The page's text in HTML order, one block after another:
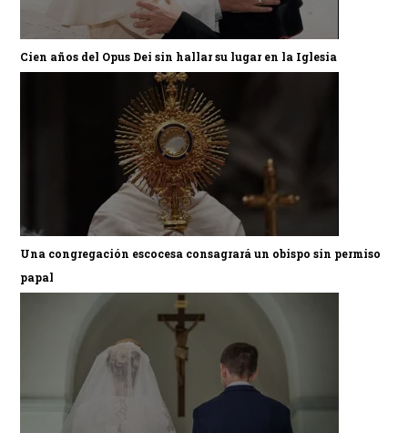
Cien años del Opus Dei sin hallar su lugar en la Iglesia
Una congregación escocesa consagrará un obispo sin permiso
papal